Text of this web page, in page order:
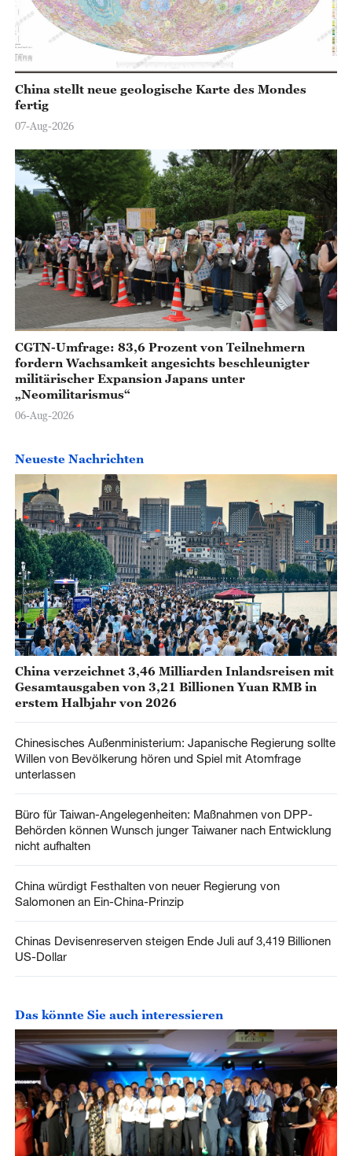
China stellt neue geologische Karte des Mondes
fertig
07-Aug-2026
CGTN-Umfrage: 83,6 Prozent von Teilnehmern
fordern Wachsamkeit angesichts beschleunigter
militärischer Expansion Japans unter
„Neomilitarismus“
06-Aug-2026
Neueste Nachrichten
China verzeichnet 3,46 Milliarden Inlandsreisen mit
Gesamtausgaben von 3,21 Billionen Yuan RMB in
erstem Halbjahr von 2026
Chinesisches Außenministerium: Japanische Regierung sollte
Willen von Bevölkerung hören und Spiel mit Atomfrage
unterlassen
Büro für Taiwan-Angelegenheiten: Maßnahmen von DPP-
Behörden können Wunsch junger Taiwaner nach Entwicklung
nicht aufhalten
China würdigt Festhalten von neuer Regierung von
Salomonen an Ein-China-Prinzip
Chinas Devisenreserven steigen Ende Juli auf 3,419 Billionen
US-Dollar
Das könnte Sie auch interessieren